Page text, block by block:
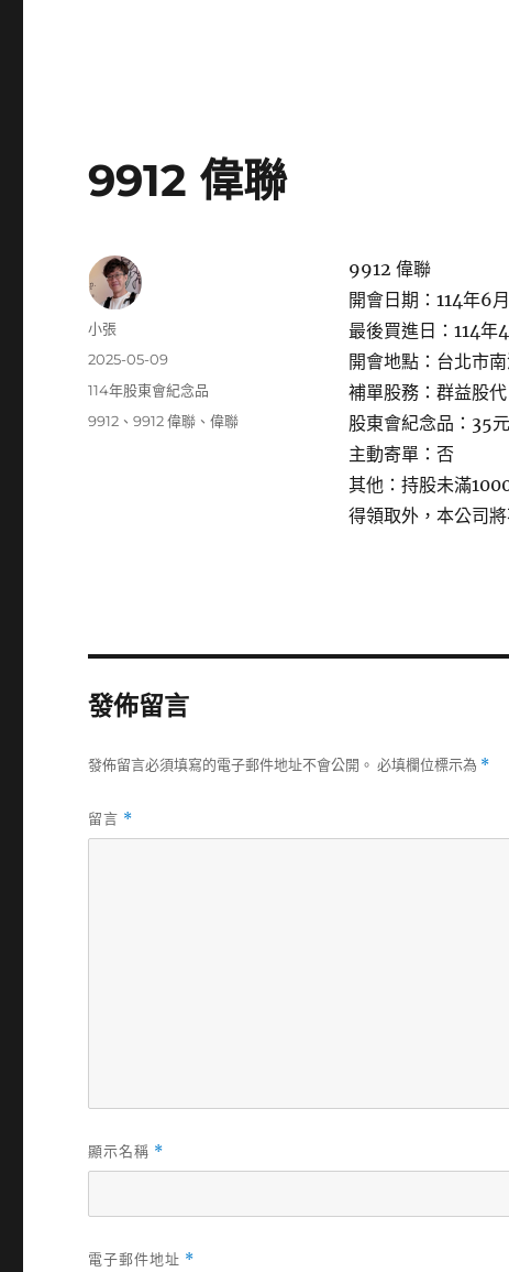
9912 偉聯
9912 偉聯
開會日期：114年6
最後買進日：114年
開會地點：台北市
補單股務：群益股代
股東會紀念品：35
主動寄單：否
其他：持股未滿
得領取外，本公司
作
小張
發
期:
2025-05-09
分
114年股東會紀念品
標
9912 、9912 偉聯 、偉聯
發佈留言
發佈留言必須填寫的電子郵件地址不會公開。 必填欄位標示為 *
留言 *
顯示名稱 *
電子郵件地址 *